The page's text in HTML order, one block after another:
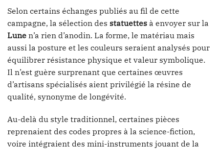
Selon certains échanges publiés au fil de cette
campagne, la sélection des statuettes à envoyer sur la
Lune n’a rien d’anodin. La forme, le matériau mais
aussi la posture et les couleurs seraient analysés pour
équilibrer résistance physique et valeur symbolique.
Il n’est guère surprenant que certaines œuvres
d’artisans spécialisés aient privilégié la résine de
qualité, synonyme de longévité.
Au-delà du style traditionnel, certaines pièces
reprenaient des codes propres à la science-fiction,
voire intégraient des mini-instruments jouant de la